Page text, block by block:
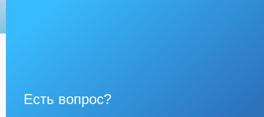
Есть вопрос?